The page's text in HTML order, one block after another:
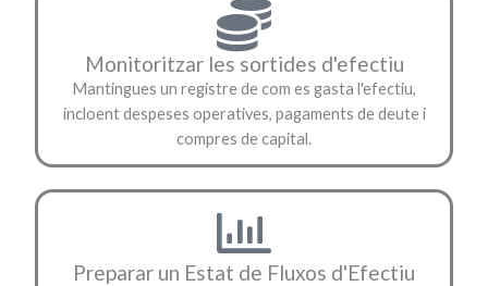
Monitoritzar les sortides d'efectiu
Mantingues un registre de com es gasta l'efectiu,
incloent despeses operatives, pagaments de deute i
compres de capital.
Preparar un Estat de Fluxos d'Efectiu